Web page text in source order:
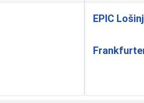
EPIC